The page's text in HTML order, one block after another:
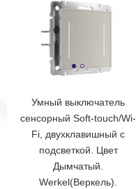
Умный выключатель
сенсорный Soft-touch/Wi-
Fi, двухклавишный с
подсветкой. Цвет
Дымчатый.
Werkel(Веркель).